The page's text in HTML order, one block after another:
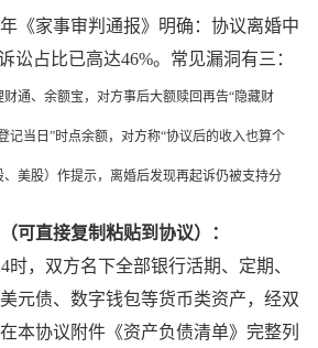
《家事审判通报》明确：协议离婚中
讼占比已高达46%。常见漏洞有三：
通、余额宝，对方事后大额赎回再告“隐藏财
记当日”时点余额，对方称“协议后的收入也算个
美股）作提示，离婚后发现再起诉仍被支持分
可直接复制粘贴到协议）：
时，双方名下全部银行活期、定期、
元债、数字钱包等货币类资产，经双
本协议附件《资产负债清单》完整列